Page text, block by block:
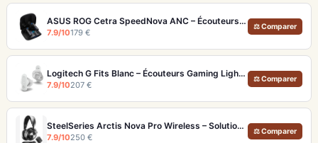
ASUS ROG Cetra SpeedNova ANC – Écouteurs Gaming Latence <40 ms 24 bits
7.9/10179 €
⚖ Comparer
Logitech G Fits Blanc – Écouteurs Gaming Lightform Moulage UV LIGHTSPEED
7.9/10207 €
⚖ Comparer
SteelSeries Arctis Nova Pro Wireless – Solution audio gaming ultime multi-plateforme
7.9/10250 €
⚖ Comparer